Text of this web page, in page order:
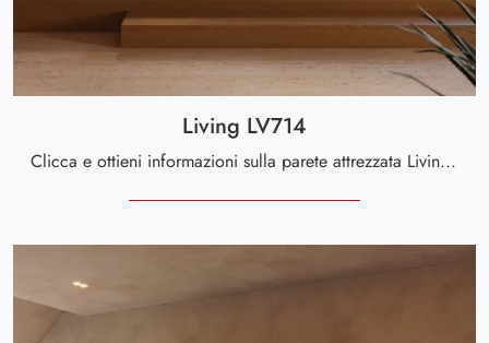
Living LV714
Clicca e ottieni informazioni sulla parete attrezzata Living LV714 dell'azienda Giessegi: è la soluzione dalle linee moderne perfetta per te.